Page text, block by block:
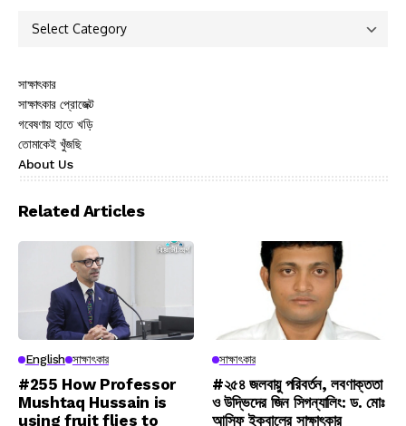
সাক্ষাৎকার
সাক্ষাৎকার প্রোজেক্ট
গবেষণায় হাতে খড়ি
তোমাকেই খুঁজছি
About Us
Related Articles
English সাক্ষাৎকার
#255 How Professor
Mushtaq Hussain is
using fruit flies to
সাক্ষাৎকার
#২৫৪ জলবায়ু পরিবর্তন, লবণাক্ততা
ও উদ্ভিদের জিন সিগন্যালিং: ড. মোঃ
আসিফ ইকবালের সাক্ষাৎকার